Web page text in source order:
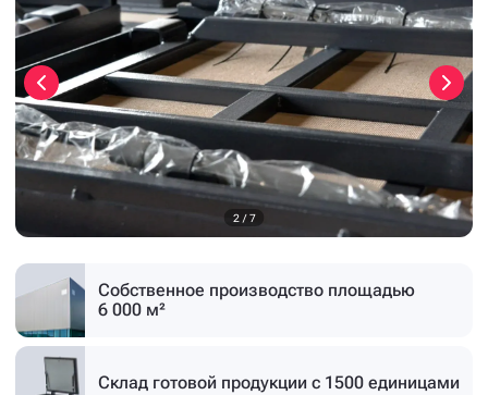
3 / 7
Собственное производство площадью
6 000 м²
Склад готовой продукции с 1500 единицами